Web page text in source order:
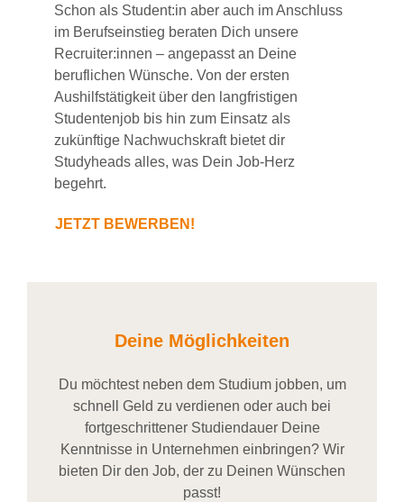
Schon als Student:in aber auch im Anschluss
im Berufseinstieg beraten Dich unsere
Recruiter:innen – angepasst an Deine
beruflichen Wünsche. Von der ersten
Aushilfstätigkeit über den langfristigen
Studentenjob bis hin zum Einsatz als
zukünftige Nachwuchskraft bietet dir
Studyheads alles, was Dein Job-Herz
begehrt.
JETZT BEWERBEN!
Deine Möglichkeiten
Du möchtest neben dem Studium jobben, um
schnell Geld zu verdienen oder auch bei
fortgeschrittener Studiendauer Deine
Kenntnisse in Unternehmen einbringen? Wir
bieten Dir den Job, der zu Deinen Wünschen
passt!